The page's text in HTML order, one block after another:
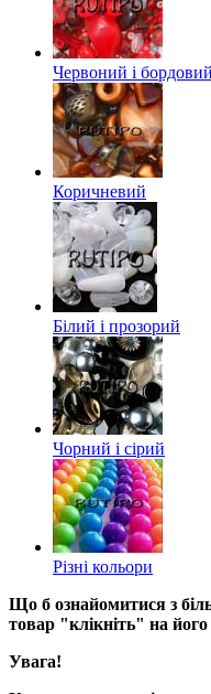
Червоний і бордовий
Коричневий
Білий і прозорий
Чорний і сірий
Різні кольори
Що б ознайомитися з
товар "клікніть" на його
Увага!